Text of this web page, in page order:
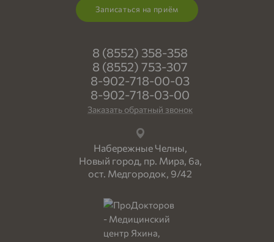
Записаться на приём
8 (8552) 358-358
8 (8552) 753-307
8-902-718-00-03
8-902-718-03-00
Заказать обратный звонок
Набережные Челны,
Новый город, пр. Мира, 6а,
ост. Медгородок, 9/42